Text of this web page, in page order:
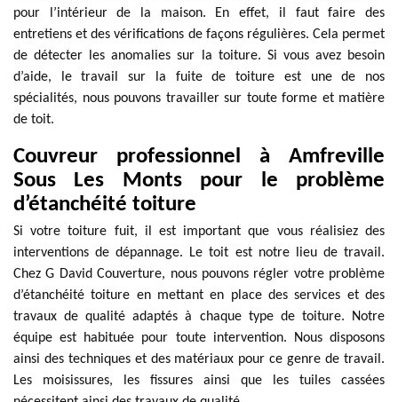
pour l’intérieur de la maison. En effet, il faut faire des
entretiens et des vérifications de façons régulières. Cela permet
de détecter les anomalies sur la toiture. Si vous avez besoin
d’aide, le travail sur la fuite de toiture est une de nos
spécialités, nous pouvons travailler sur toute forme et matière
de toit.
Couvreur professionnel à Amfreville
Sous Les Monts pour le problème
d’étanchéité toiture
Si votre toiture fuit, il est important que vous réalisiez des
interventions de dépannage. Le toit est notre lieu de travail.
Chez G David Couverture, nous pouvons régler votre problème
d’étanchéité toiture en mettant en place des services et des
travaux de qualité adaptés à chaque type de toiture. Notre
équipe est habituée pour toute intervention. Nous disposons
ainsi des techniques et des matériaux pour ce genre de travail.
Les moisissures, les fissures ainsi que les tuiles cassées